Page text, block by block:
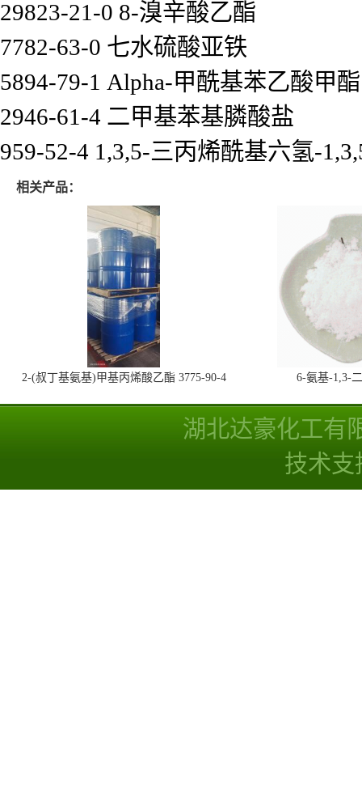
29823-21-0 8-溴辛酸乙酯
7782-63-0 七水硫酸亚铁
5894-79-1 Alpha-甲酰基苯乙酸甲酯
2946-61-4 二甲基苯基膦酸盐
959-52-4 1,3,5-三丙烯酰基六氢-
相关产品：
2-(叔丁基氨基)甲基丙烯酸乙酯 3775-90-4 6-氨基-1,3-
湖北达豪化工有
技术